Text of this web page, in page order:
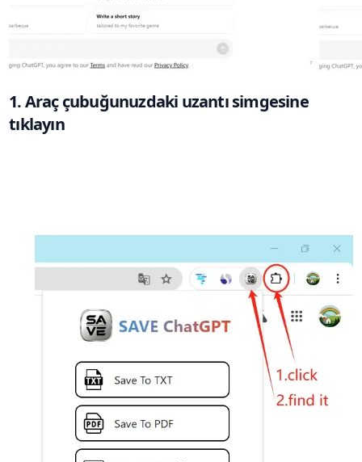
1. Araç çubuğunuzdaki uzantı simgesine
tıklayın